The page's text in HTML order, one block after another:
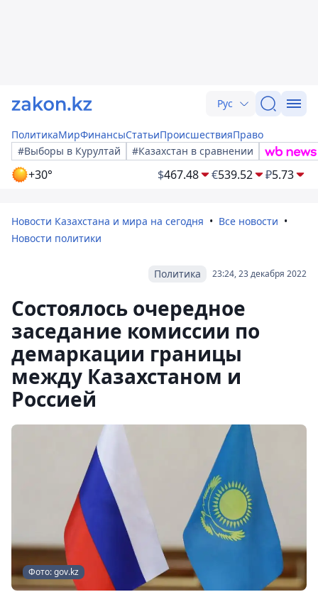
Рус
ПолитикаМирФинансыСтатьиПроисшествияПраво
#Выборы в Курултай
#Казахстан в сравнении
+30° $467.48 €539.52 ₽5.73
Новости Казахстана и мира на сегодня
Все новости
Новости политики
23:24, 23 декабря 2022
Политика
Состоялось очередное
заседание комиссии по
демаркации границы
между Казахстаном и
Россией
Фото: gov.kz